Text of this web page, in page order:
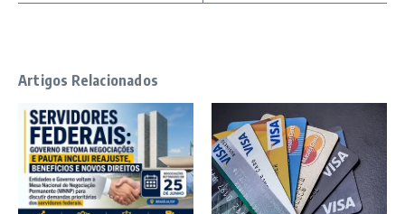
Artigos Relacionados